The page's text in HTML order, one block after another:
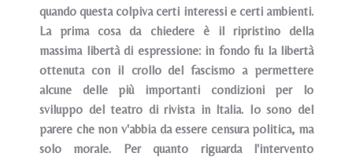
quando questa colpiva certi interessi e certi ambienti.
La prima cosa da chiedere è il ripristino della
massima libertà di espressione: in fondo fu la libertà
ottenuta con iI crollo del fascismo a permettere
alcune delle più importanti condizioni per lo
sviluppo del teatro di rivista in ltalia. Io sono del
parere che non v'abbia da essere censura politica, ma
solo morale. Per quanto riguarda l'intervento